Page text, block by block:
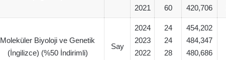
2021
60
420,706
Moleküler Biyoloji ve Genetik
(İngilizce) (%50 İndirimli)
Say
2024
2023
2022
24
24
28
454,202
484,347
480,686